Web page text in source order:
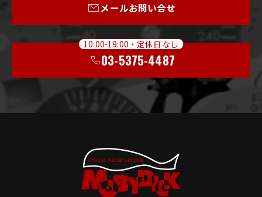
メールお問い合せ
10:00-19:00・定休日なし
03-5375-4487